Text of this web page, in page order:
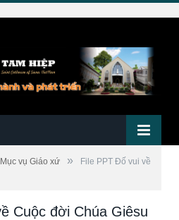
Mục vụ Giáo xứ »
File PPT Đố vui về
Cuộc đời Chúa Giêsu